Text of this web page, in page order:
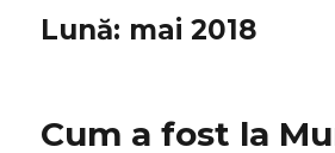
Lună: mai 2018
Cum a fost la